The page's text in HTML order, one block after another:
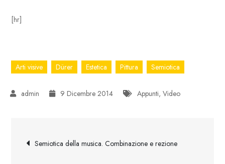
[hr]
Arti visive Dürer Estetica Pittura Semiotica
9 Dicembre 2014 Appunti,Video
Navigazione
Semiotica della musica. Combinazione e rezione